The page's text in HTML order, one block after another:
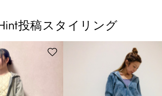
投稿スタイリング